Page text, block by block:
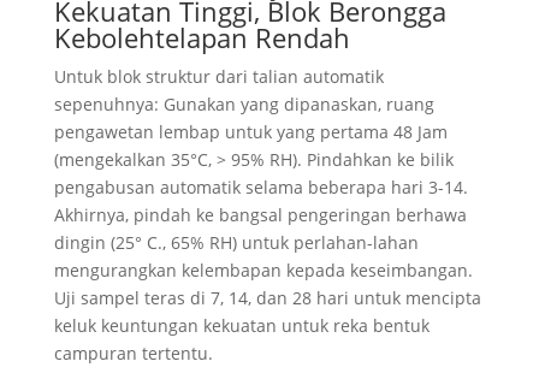
Kekuatan Tinggi, Blok Berongga
Kebolehtelapan Rendah
Untuk blok struktur dari talian automatik
sepenuhnya: Gunakan yang dipanaskan, ruang
pengawetan lembap untuk yang pertama 48 Jam
(mengekalkan 35°C, > 95% RH). Pindahkan ke bilik
pengabusan automatik selama beberapa hari 3-14.
Akhirnya, pindah ke bangsal pengeringan berhawa
dingin (25° C., 65% RH) untuk perlahan-lahan
mengurangkan kelembapan kepada keseimbangan.
Uji sampel teras di 7, 14, dan 28 hari untuk mencipta
keluk keuntungan kekuatan untuk reka bentuk
campuran tertentu.